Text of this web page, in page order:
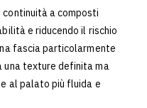
a composti
e riducendo il rischio
fascia particolarmente
una texture definita ma
al palato più fluida e